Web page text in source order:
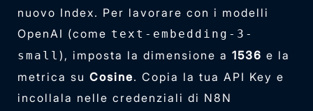
nuovo Index. Per lavorare con i modelli
OpenAI (come text-embedding-3-
small ), imposta la dimensione a 1536 e la
metrica su Cosine. Copia la tua API Key e
incollala nelle credenziali di N8N